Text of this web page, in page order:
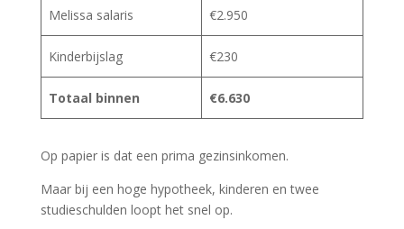
Melissa salaris €2.950
Kinderbijslag €230
Totaal binnen €6.630
Op papier is dat een prima gezinsinkomen.
Maar bij een hoge hypotheek, kinderen en twee
studieschulden loopt het snel op.